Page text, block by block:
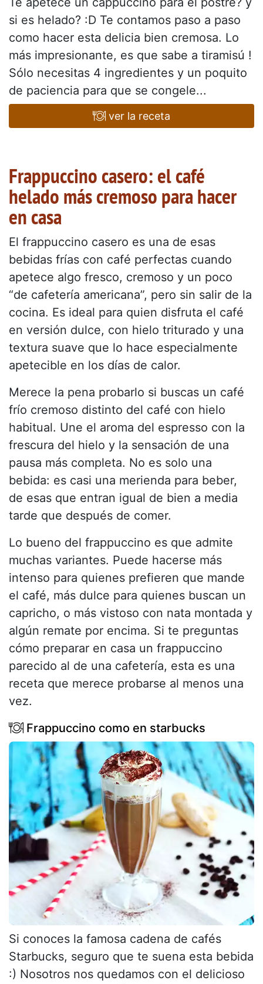
si es helado? :D Te contamos paso a paso
como hacer esta delicia bien cremosa. Lo
más impresionante, es que sabe a tiramisú !
Sólo necesitas 4 ingredientes y un poquito
de paciencia para que se congele...
ver la receta
Frappuccino casero: el café
helado más cremoso para hacer
en casa
El frappuccino casero es una de esas
bebidas frías con café perfectas cuando
apetece algo fresco, cremoso y un poco
“de cafetería americana”, pero sin salir de la
cocina. Es ideal para quien disfruta el café
en versión dulce, con hielo triturado y una
textura suave que lo hace especialmente
apetecible en los días de calor.
Merece la pena probarlo si buscas un café
frío cremoso distinto del café con hielo
habitual. Une el aroma del espresso con la
frescura del hielo y la sensación de una
pausa más completa. No es solo una
bebida: es casi una merienda para beber,
de esas que entran igual de bien a media
tarde que después de comer.
Lo bueno del frappuccino es que admite
muchas variantes. Puede hacerse más
intenso para quienes prefieren que mande
el café, más dulce para quienes buscan un
capricho, o más vistoso con nata montada y
algún remate por encima. Si te preguntas
cómo preparar en casa un frappuccino
parecido al de una cafetería, esta es una
receta que merece probarse al menos una
vez.
Frappuccino como en starbucks
Si conoces la famosa cadena de cafés
Starbucks, seguro que te suena esta bebida
:) Nosotros nos quedamos con el delicioso